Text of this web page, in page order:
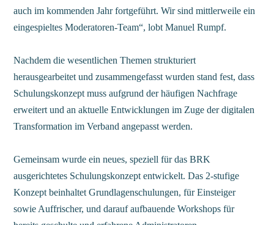
auch im kommenden Jahr fortgeführt. Wir sind mittlerweile ein
eingespieltes Moderatoren-Team“, lobt Manuel Rumpf.
Nachdem die wesentlichen Themen strukturiert
herausgearbeitet und zusammengefasst wurden stand fest, dass
Schulungskonzept muss aufgrund der häufigen Nachfrage
erweitert und an aktuelle Entwicklungen im Zuge der digitalen
Transformation im Verband angepasst werden.
Gemeinsam wurde ein neues, speziell für das BRK
ausgerichtetes Schulungskonzept entwickelt. Das 2-stufige
Konzept beinhaltet Grundlagenschulungen, für Einsteiger
sowie Auffrischer, und darauf aufbauende Workshops für